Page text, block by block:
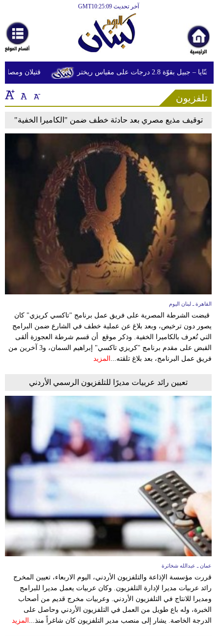
آخر تحديث GMT10:25:09
أخبارعاجلة
رياضة
ثقافة
إقتصاد
فن
وموسيقى
تعليم
مرأة
وتكنولوجيا
مدوَّنات
أبراج
سيارات
قتيلان ومصابون جراء 14 غارة إسرائيلية على 2.8 درجات على مقياس ريختر
تلفزيون
توقيف مذيع مصري بعد حادثة خطف ضمن "الكاميرا الخفية"
القاهرة ـ لبنان اليوم
قبضت الشرطة المصرية على فريق عمل برنامج "تاكسي كريزي" كان
يصور دون ترخيص، وبعد بلاغ عن عملية خطف في الشارع ضمن البرامج
التي تُعرف بالكاميرا الخفية. وذكر موقع أن قسم شرطة العجوزة ألقى
القبض على مقدم برنامج "كريزي تاكسي" إبراهيم السمان، و3 آخرين من
فريق عمل البرنامج، بعد بلاغ تلقته... المزيد
تعيين رائد عربيات مديرًا للتلفزيون الرسمي الأردني
عمان ـ عبدالله شخاترة
قررت مؤسسة الإذاعة والتلفزيون الأردني، اليوم الاربعاء، تعيين المخرج
رائد عربيات مديرا لإدارة التلفزيون. وكان عربيات يعمل مديرا للبرامج
ومديرا للانتاج في التلفزيون الأردني. وعربيات مخرج قديم من أصحاب
الخبرة، وله باع طويل من العمل في التلفزيون الأردني وحاصل على
الدرجة الخاصة. يشار إلى منصب مدير التلفزيون كان شاغراً منذ... المزيد